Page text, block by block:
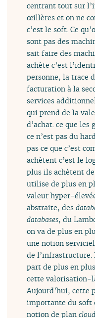
centrant tout sur
œillères et on ne
c’est le soft. Ce
sont pas des
sait faire des
achète c’est
personne, la trace
facturation à la
services
qui prend de la
d’achat. ce que les
ce n’est pas du
pas ce que c’est
achètent c’est le
plus ils achètent
utilise de plus en
valeur hyper-
abstraite, des
databases, du
on va de plus en
une notion
de l’infrastructure.
part de plus en
cette valorisation-
Aujourd’hui, cette
importante du soft
notion de plancloud